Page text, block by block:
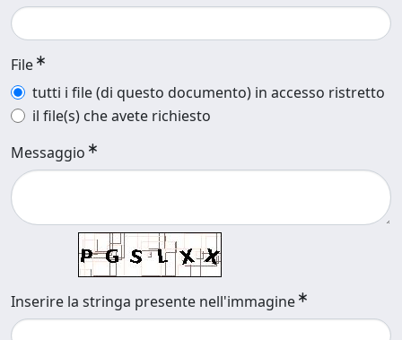
File
tutti i file (di questo documento) in accesso ristretto
il file(s) che avete richiesto
Messaggio
Inserire la stringa presente nell'immagine